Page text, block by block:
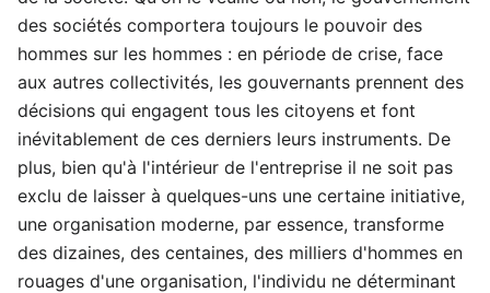
des sociétés comportera toujours le pouvoir des
hommes sur les hommes : en période de crise, face
aux autres collectivités, les gouvernants prennent des
décisions qui engagent tous les citoyens et font
inévitablement de ces derniers leurs instruments. De
plus, bien qu'à l'intérieur de l'entreprise il ne soit pas
exclu de laisser à quelques-uns une certaine initiative,
une organisation moderne, par essence, transforme
des dizaines, des centaines, des milliers d'hommes en
rouages d'une organisation, l'individu ne déterminant